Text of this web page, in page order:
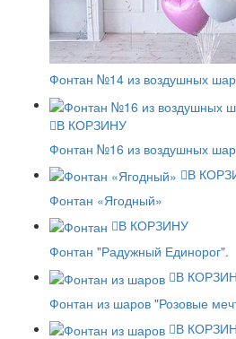
Фонтан №14 из воздушных
В КОРЗИНУ
Фонтан №16 из воздушных
В
Фонтан «Ягодный»
В КОРЗИНУ
Фонтан "Радужный Единорог".
В
Фонтан из шаров "Розовые
В